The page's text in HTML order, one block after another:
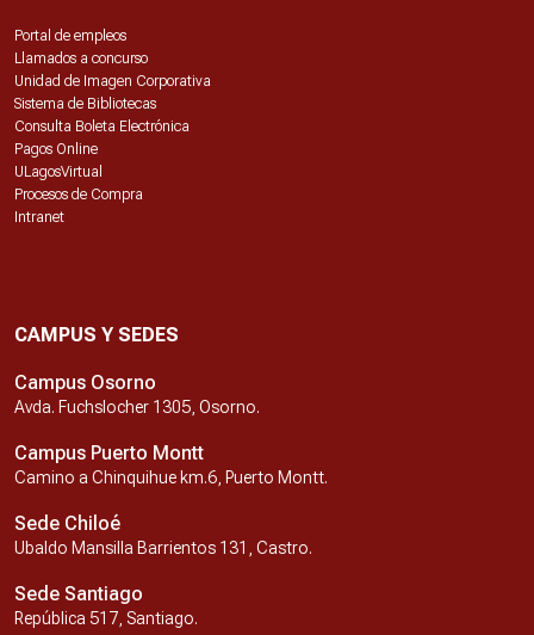
Portal de empleos
Llamados a concurso
Unidad de Imagen Corporativa
Sistema de Bibliotecas
Consulta Boleta Electrónica
Pagos Online
ULagosVirtual
Procesos de Compra
Intranet
CAMPUS Y SEDES
Campus Osorno
Avda. Fuchslocher 1305, Osorno.
Campus Puerto Montt
Camino a Chinquihue km.6, Puerto Montt.
Sede Chiloé
Ubaldo Mansilla Barrientos 131, Castro.
Sede Santiago
República 517, Santiago.